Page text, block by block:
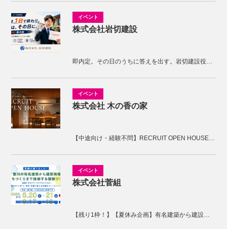
株式会社岩切建設
即内定。その日のうちに答えを出す。岩切建設役員面接
株式会社 木の香の家
【中途向け・経験不問】RECRUIT OPEN HOUSE開催！木の香の家の家づくりを体感しませんか。
株式会社菅組
【残り1枠！】【夏休み企画】有名建築から建設現場、まちづくりまで体感する2days視察ツアー